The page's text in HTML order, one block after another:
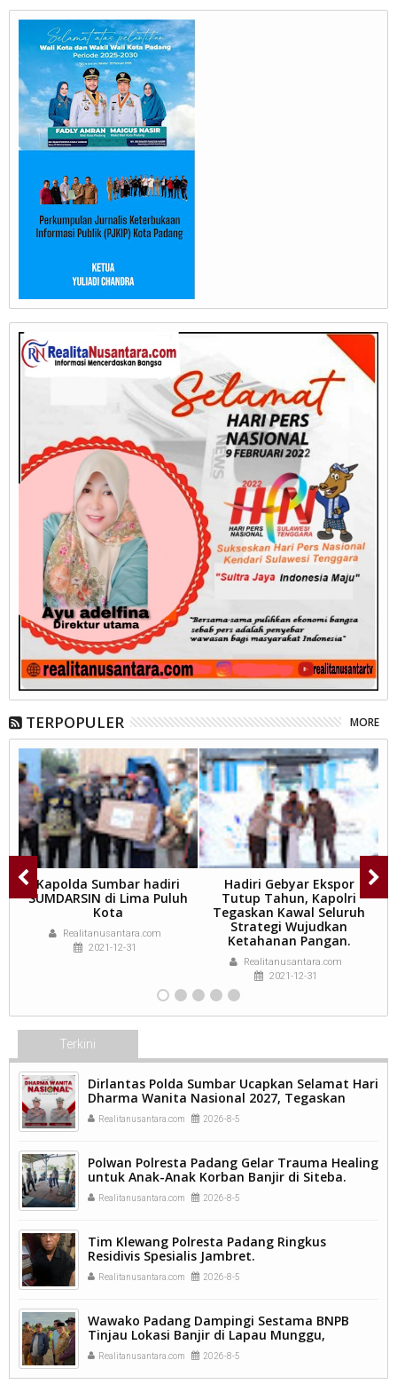
TERPOPULER MORE
Kapolda Sumbar hadiri
SUMDARSIN di Lima Puluh
Kota
Realitanusantara.com
2021-12-31
Hadiri Gebyar Ekspor
Tutup Tahun, Kapolri
Tegaskan Kawal Seluruh
Strategi Wujudkan
Ketahanan Pangan.
Realitanusantara.com
2021-12-31
Terkini
Dirlantas Polda Sumbar Ucapkan Selamat Hari
Dharma Wanita Nasional 2027, Tegaskan
Peran Perempuan sebagai Pilar Bangsa
Realitanusantara.com 2026-8-5
Polwan Polresta Padang Gelar Trauma Healing
untuk Anak-Anak Korban Banjir di Siteba.
Realitanusantara.com 2026-8-5
Tim Klewang Polresta Padang Ringkus
Residivis Spesialis Jambret.
Realitanusantara.com 2026-8-5
Wawako Padang Dampingi Sestama BNPB
Tinjau Lokasi Banjir di Lapau Munggu,
Percepatan Rehabilitasi dan Rekonstruksi Jadi
Prioritas.
Realitanusantara.com 2026-8-5